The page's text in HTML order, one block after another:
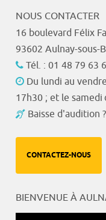
NOUS CONTACTER
16 boulevard Félix
93602 Aulnay-sous-
Tél. : 01 48 79 63
Du lundi au
17h30 ; et le samedi
Baisse d'audition
CONTACTEZ-NOUS
BIENVENUE À